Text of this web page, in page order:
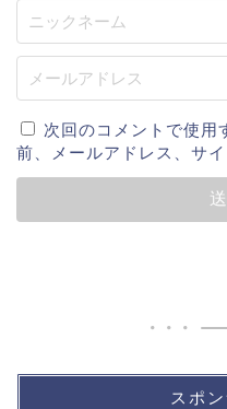
次回のコメントで使用
前、メールアドレス、サイ
スポ